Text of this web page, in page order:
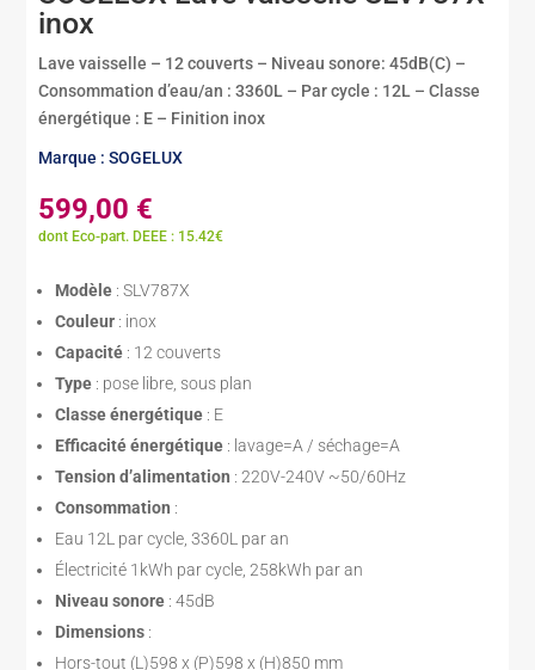
inox
Lave vaisselle – 12 couverts – Niveau sonore: 45dB(C) –
Consommation d’eau/an : 3360L – Par cycle : 12L – Classe
énergétique : E – Finition inox
Marque : SOGELUX
599,00 €
dont Eco-part. DEEE : 15.42€
Modèle : SLV787X
Couleur : inox
Capacité : 12 couverts
Type : pose libre, sous plan
Classe énergétique : E
Efficacité énergétique : lavage=A / séchage=A
Tension d’alimentation : 220V-240V ~50/60Hz
Consommation :
Eau 12L par cycle, 3360L par an
Électricité 1kWh par cycle, 258kWh par an
Niveau sonore : 45dB
Dimensions :
Hors-tout (L)598 x (P)598 x (H)850 mm